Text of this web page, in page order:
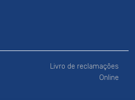
Livro de reclamações
Online